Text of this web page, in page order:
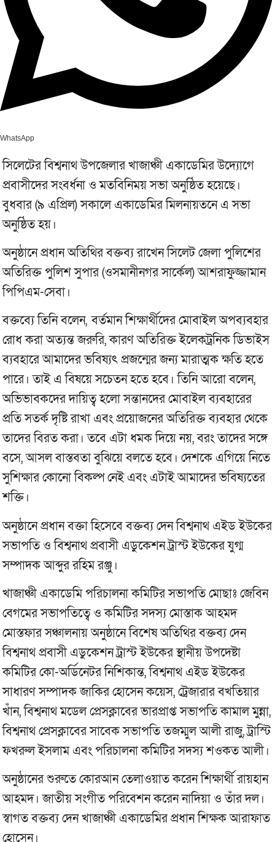
WhatsApp
সিলেটের বিশ্বনাথ উপজেলার খাজাঞ্চী একাডেমির উদ্যোগে
প্রবাসীদের সংবর্ধনা ও মতবিনিময় সভা অনুষ্ঠিত হয়েছে।
বুধবার (৯ এপ্রিল) সকালে একাডেমির মিলনায়তনে এ সভা
অনুষ্ঠিত হয়।
অনুষ্ঠানে প্রধান অতিথির বক্তব্য রাখেন সিলেট জেলা পুলিশের
অতিরিক্ত পুলিশ সুপার (ওসমানীনগর সার্কেল) আশরাফুজ্জামান
পিপিএম-সেবা।
বক্তব্যে তিনি বলেন, বর্তমান শিক্ষার্থীদের মোবাইল অপব্যবহার
রোধ করা অত্যন্ত জরুরি, কারণ অতিরিক্ত ইলেকট্রনিক ডিভাইস
ব্যবহারে আমাদের ভবিষ্যৎ প্রজন্মের জন্য মারাত্মক ক্ষতি হতে
পারে। তাই এ বিষয়ে সচেতন হতে হবে। তিনি আরো বলেন,
অভিভাবকদের দায়িত্ব হলো সন্তানদের মোবাইল ব্যবহারের
প্রতি সতর্ক দৃষ্টি রাখা এবং প্রয়োজনের অতিরিক্ত ব্যবহার থেকে
তাদের বিরত করা। তবে এটা ধমক দিয়ে নয়, বরং তাদের সঙ্গে
বসে, আসল বাস্তবতা বুঝিয়ে বলতে হবে। দেশকে এগিয়ে নিতে
সুশিক্ষার কোনো বিকল্প নেই এবং এটাই আমাদের ভবিষ্যতের
শক্তি।
অনুষ্ঠানে প্রধান বক্তা হিসেবে বক্তব্য দেন বিশ্বনাথ এইড ইউকের
সভাপতি ও বিশ্বনাথ প্রবাসী এডুকেশন ট্রাস্ট ইউকের যুগ্ম
সম্পাদক আব্দুর রহিম রঞ্জু।
খাজাঞ্চী একাডেমি পরিচালনা কমিটির সভাপতি মোছাঃ জেবিন
বেগমের সভাপতিত্বে ও কমিটির সদস্য মোস্তাক আহমদ
মোস্তফার সঞ্চালনায় অনুষ্ঠানে বিশেষ অতিথির বক্তব্য দেন
বিশ্বনাথ প্রবাসী এডুকেশন ট্রাস্ট ইউকের স্থানীয় উপদেষ্টা
কমিটির কো-অর্ডিনেটর নিশিকান্ত, বিশ্বনাথ এইড ইউকের
সাধারণ সম্পাদক জাকির হোসেন কয়েস, ট্রেজারার বখতিয়ার
খাঁন, বিশ্বনাথ মডেল প্রেসক্লাবের ভারপ্রাপ্ত সভাপতি কামাল মুন্না,
বিশ্বনাথ প্রেসক্লাবের সাবেক সভাপতি তজম্মুল আলী রাজু, ট্রাস্টি
ফখরুল ইসলাম এবং পরিচালনা কমিটির সদস্য শওকত আলী।
অনুষ্ঠানের শুরুতে কোরআন তেলাওয়াত করেন শিক্ষার্থী রায়হান
আহমদ। জাতীয় সংগীত পরিবেশন করেন নাদিয়া ও তাঁর দল।
স্বাগত বক্তব্য দেন খাজাঞ্চী একাডেমির প্রধান শিক্ষক আরাফাত
হোসেন।